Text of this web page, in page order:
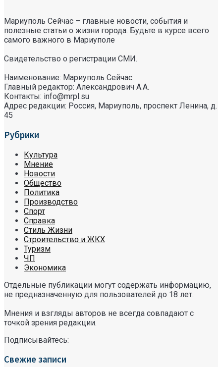
Мариуполь Сейчас – главные новости, события и
полезные статьи о жизни города. Будьте в курсе всего
самого важного в Мариуполе
Свидетельство о регистрации СМИ.
Наименование: Мариуполь Сейчас
Главный редактор: Александрович А.А.
Контакты: info@mrpl.su
Адрес редакции: Россия, Мариуполь, проспект Ленина, д.
45
Рубрики
Культура
Мнение
Новости
Общество
Политика
Производство
Спорт
Справка
Стиль Жизни
Строительство и ЖКХ
Туризм
ЧП
Экономика
Отдельные публикации могут содержать информацию,
не предназначенную для пользователей до 18 лет.
Мнения и взгляды авторов не всегда совпадают с
точкой зрения редакции.
Подписывайтесь:
Свежие записи